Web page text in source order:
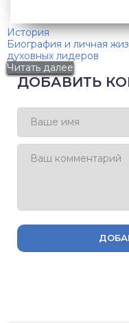
История
Биография и личная
духовных лидеров
Читать далее
ДОБАВИТЬ